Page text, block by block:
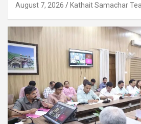
August 7, 2026 Kathait Samachar